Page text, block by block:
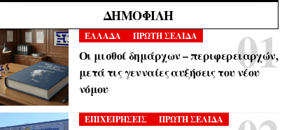
ΔΗΜΟΦΙΛΉ
ΕΛΛΑΔΑ ΠΡΩΤΗ ΣΕΛΙΔΑ
Οι μισθοί δημάρχων – περιφερειαρχών,
μετά τις γενναίες αυξήσεις του νέου
νόμου
ΕΠΙΧΕΙΡΗΣΕΙΣ ΠΡΩΤΗ ΣΕΛΙΔΑ